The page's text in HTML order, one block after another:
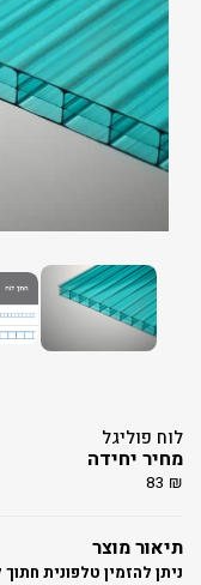
לוח פוליגל
מחיר יחידה
83 ₪
תיאור מוצר
ניתן להזמין טלפונית